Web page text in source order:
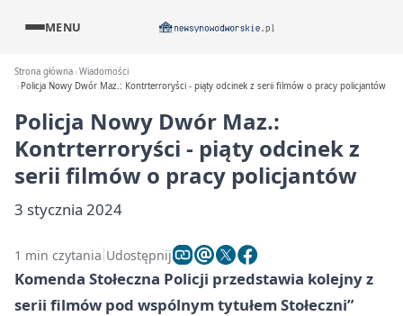
MENU
Strona główna Wiadomości
Policja Nowy Dwór Maz.: Kontrterroryści - piąty odcinek z serii filmów o pracy policjantów
Policja Nowy Dwór Maz.:
Kontrterroryści - piąty odcinek z
serii filmów o pracy policjantów
3 stycznia 2024
1 min czytania Udostępnij
Komenda Stołeczna Policji przedstawia kolejny z
serii filmów pod wspólnym tytułem Stołeczni”